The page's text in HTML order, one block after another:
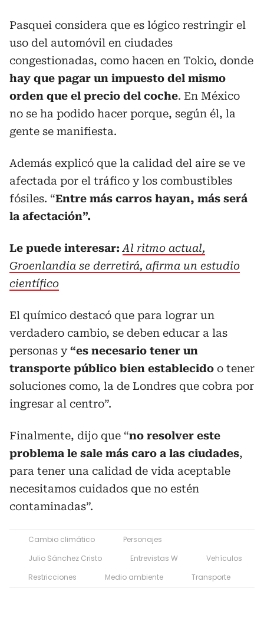
Pasquei considera que es lógico restringir el
uso del automóvil en ciudades
congestionadas, como hacen en Tokio, donde
hay que pagar un impuesto del mismo
orden que el precio del coche. En México
no se ha podido hacer porque, según él, la
gente se manifiesta.
Además explicó que la calidad del aire se ve
afectada por el tráfico y los combustibles
fósiles. “Entre más carros hayan, más será
la afectación”.
Le puede interesar: Al ritmo actual,
Groenlandia se derretirá, afirma un estudio
científico
El químico destacó que para lograr un
verdadero cambio, se deben educar a las
personas y“es necesario tener un
transporte público bien establecido o tener
soluciones como, la de Londres que cobra por
ingresar al centro”.
Finalmente, dijo que “no resolver este
problema le sale más caro a las ciudades,
para tener una calidad de vida aceptable
necesitamos cuidados que no estén
contaminadas”.
Cambio climático
Personajes
Julio Sánchez Cristo
Entrevistas W
Vehículos
Restricciones
Medio ambiente Transporte